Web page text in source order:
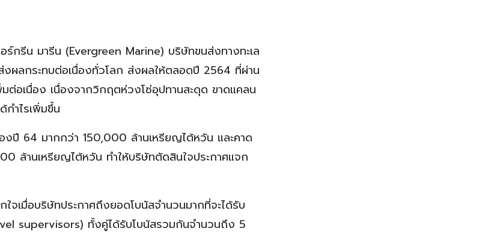
กรีน มารีน (Evergreen Marine) บริษัทขนส่งทางทะเล
ผลกระทบต่อเนื่องทั่วโลก ส่งผลให้ตลอดปี 2564 ที่ผ่าน
ต่อเนื่อง เนื่องจากวิกฤตห่วงโซ่อุปทานสะดุด ขาดแคลน
กำไรเพิ่มขึ้น
งปี 64 มากกว่า 150,000 ล้านเหรียญไต้หวัน และคาด
ล้านเหรียญไต้หวัน ทำให้บริษัทตัดสินใจประกาศแจก
เมื่อบริษัทประกาศถึงยอดโบนัสจำนวนมากที่จะได้รับ
supervisors) ทั้งคู่ได้รับโบนัสรวมกันจำนวนถึง 5